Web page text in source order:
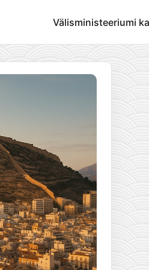
Välisministeeriumi